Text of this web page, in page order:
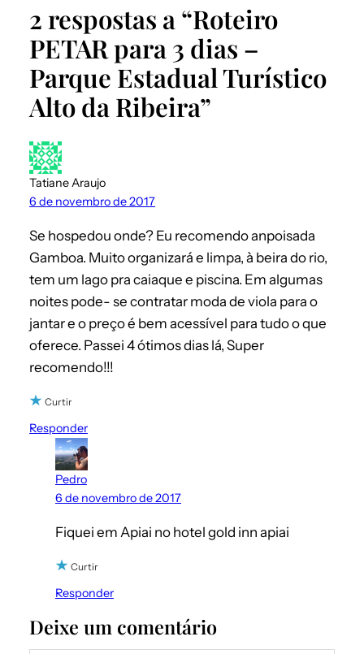
2 respostas a “Roteiro
PETAR para 3 dias –
Parque Estadual Turístico
Alto da Ribeira”
Tatiane Araujo
6 de novembro de 2017
Se hospedou onde? Eu recomendo anpoisada
Gamboa. Muito organizará e limpa, à beira do rio,
tem um lago pra caiaque e piscina. Em algumas
noites pode- se contratar moda de viola para o
jantar e o preço é bem acessível para tudo o que
oferece. Passei 4 ótimos dias lá, Super
recomendo!!!
Curtir
Responder
Pedro
6 de novembro de 2017
Fiquei em Apiai no hotel gold inn apiai
Curtir
Responder
Deixe um comentário